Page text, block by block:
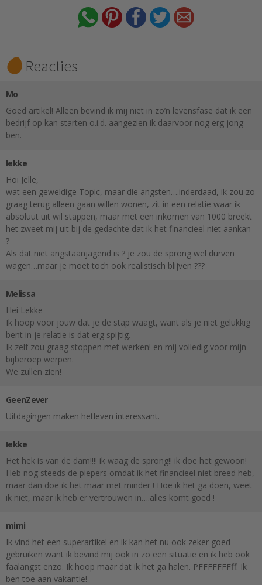
Reacties
Mo
Goed artikel! Alleen bevind ik mij niet in zo’n levensfase dat ik een
bedrijf op kan starten o.i.d. aangezien ik daarvoor nog erg jong
ben.
Iekke
Hoi Jelle,
wat een geweldige Topic, maar die angsten….inderdaad, ik zou zo
graag terug alleen gaan willen wonen, zit in een relatie waar ik
absoluut uit wil stappen, maar met een inkomen van 1000 breekt
het zweet mij uit bij de gedachte dat ik het financieel niet aankan
?
Als dat niet angstaanjagend is ? je zou de sprong wel durven
wagen…maar je moet toch ook realistisch blijven ???
Melissa
Hei Lekke
Ik hoop voor jouw dat je de stap waagt, want als je niet gelukkig
bent in je relatie is dat erg spijtig.
Ik zelf zou graag stoppen met werken! en mij volledig voor mijn
bijberoep werpen.
We zullen zien!
GeenZever
Uitdagingen maken hetleven interessant.
Iekke
Het hek is van de dam!!!! ik waag de sprong!! ik doe het gewoon!
Heb nog steeds de piepers omdat ik het financieel niet breed heb,
maar dan doe ik het maar met minder ! Hoe ik het ga doen, weet
ik niet, maar ik heb er vertrouwen in….alles komt goed !
mimi
Ik vind het een superartikel en ik kan het nu ook zeker goed
gebruiken want ik bevind mij ook in zo een situatie en ik heb ook
faalangst enzo. Ik hoop maar dat ik het ga halen. PFFFFFFFff. Ik
ben toe aan vakantie!